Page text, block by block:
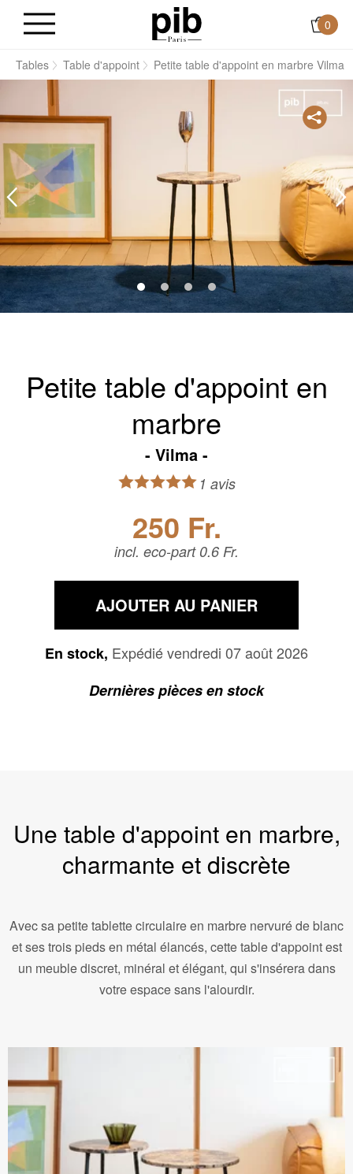
0
Tables Table d'appoint Petite table d'appoint en marbre Vilma
Petite table d'appoint en
marbre
Vilma
1 avis
250 Fr.
incl. eco-part 0.6 Fr.
AJOUTER AU PANIER
En stock, Expédié vendredi 07 août 2026
Dernières pièces en stock
Une table d'appoint en marbre,
charmante et discrète
Avec sa petite tablette circulaire en marbre nervuré de blanc
et ses trois pieds en métal élancés, cette table d'appoint est
un meuble discret, minéral et élégant, qui s'insérera dans
votre espace sans l'alourdir.